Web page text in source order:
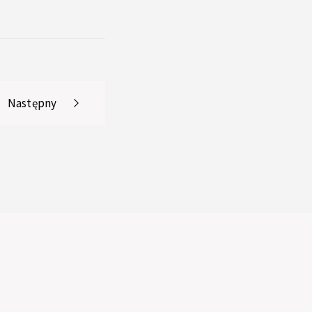
Następny